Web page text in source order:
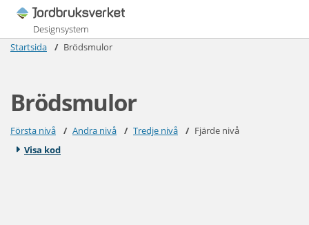
Designsystem
Startsida
Brödsmulor
Brödsmulor
Första nivå Andra nivå Tredje nivå
Fjärde nivå
Visa kod